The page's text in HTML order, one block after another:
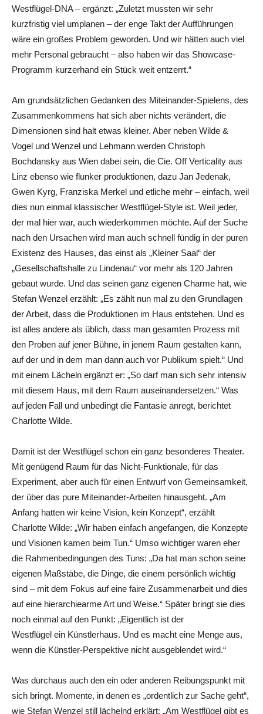
Westflügel-DNA – ergänzt: „Zuletzt mussten wir sehr
kurzfristig viel umplanen – der enge Takt der Aufführungen
wäre ein großes Problem geworden. Und wir hätten auch viel
mehr Personal gebraucht – also haben wir das Showcase-
Programm kurzerhand ein Stück weit entzerrt.“
Am grundsätzlichen Gedanken des Miteinander-Spielens, des
Zusammenkommens hat sich aber nichts verändert, die
Dimensionen sind halt etwas kleiner. Aber neben Wilde &
Vogel und Wenzel und Lehmann werden Christoph
Bochdansky aus Wien dabei sein, die Cie. Off Verticality aus
Linz ebenso wie flunker produktionen, dazu Jan Jedenak,
Gwen Kyrg, Franziska Merkel und etliche mehr – einfach, weil
dies nun einmal klassischer Westflügel-Style ist. Weil jeder,
der mal hier war, auch wiederkommen möchte. Auf der Suche
nach den Ursachen wird man auch schnell fündig in der puren
Existenz des Hauses, das einst als „Kleiner Saal“ der
„Gesellschaftshalle zu Lindenau“ vor mehr als 120 Jahren
gebaut wurde. Und das seinen ganz eigenen Charme hat, wie
Stefan Wenzel erzählt: „Es zählt nun mal zu den Grundlagen
der Arbeit, dass die Produktionen im Haus entstehen. Und es
ist alles andere als üblich, dass man gesamten Prozess mit
den Proben auf jener Bühne, in jenem Raum gestalten kann,
auf der und in dem man dann auch vor Publikum spielt.“ Und
mit einem Lächeln ergänzt er: „So darf man sich sehr intensiv
mit diesem Haus, mit dem Raum auseinandersetzen.“ Was
auf jeden Fall und unbedingt die Fantasie anregt, berichtet
Charlotte Wilde.
Damit ist der Westflügel schon ein ganz besonderes Theater.
Mit genügend Raum für das Nicht-Funktionale, für das
Experiment, aber auch für einen Entwurf von Gemeinsamkeit,
der über das pure Miteinander-Arbeiten hinausgeht. „Am
Anfang hatten wir keine Vision, kein Konzept“, erzählt
Charlotte Wilde: „Wir haben einfach angefangen, die Konzepte
und Visionen kamen beim Tun.“ Umso wichtiger waren eher
die Rahmenbedingungen des Tuns: „Da hat man schon seine
eigenen Maßstäbe, die Dinge, die einem persönlich wichtig
sind – mit dem Fokus auf eine faire Zusammenarbeit und dies
auf eine hierarchiearme Art und Weise.“ Später bringt sie dies
noch einmal auf den Punkt: „Eigentlich ist der
Westflügel ein Künstlerhaus. Und es macht eine Menge aus,
wenn die Künstler-Perspektive nicht ausgeblendet wird.“
Was durchaus auch den ein oder anderen Reibungspunkt mit
sich bringt. Momente, in denen es „ordentlich zur Sache geht“,
wie Stefan Wenzel still lächelnd erklärt: „Am Westflügel gibt es